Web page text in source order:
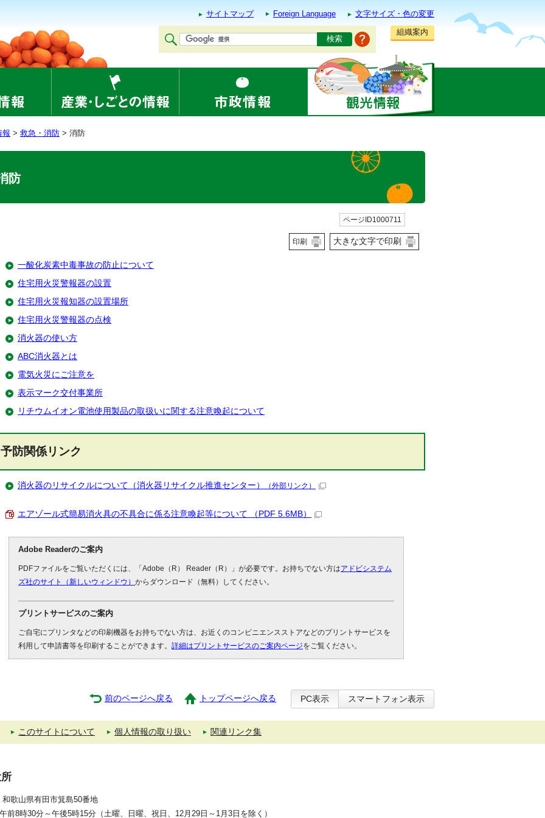
サイトマップ Foreign Language
文字サイズ・色の変更
組織案内
報 > 救急・消防 > 消防
防
ページID1000711
印刷 大きな文字で印刷
一酸化炭素中毒事故の防止について
住宅用火災警報器の設置
住宅用火災報知器の設置場所
住宅用火災警報器の点検
消火器の使い方
ABC消火器とは
電気火災にご注意を
表示マーク交付事業所
リチウムイオン電池使用製品の取扱いに関する注意喚起について
予防関係リンク
消火器のリサイクルについて（消火器リサイクル推進センター） （外部リンク）
エアゾール式簡易消火具の不具合に係る注意喚起等について （PDF 5.6MB）
Adobe Readerのご案内
PDFファイルをご覧いただくには、「Adobe（R） Reader（R）」が必要です。お持ちでない方はアドビシステム
ズ社のサイト（新しいウィンドウ） からダウンロード（無料）してください。
プリントサービスのご案内
ご自宅にプリンタなどの印刷機器をお持ちでない方は、お近くのコンビニエンスストアなどのプリントサービスを
利用して申請書等を印刷することができます。 詳細はプリントサービスのご案内ページをご覧ください。
前のページへ戻る トップページへ戻る PC表示 スマートフォン表示
このサイトについて 個人情報の取り扱い 関連リンク集
和歌山県有田市箕島50番地
前8時30分～午後5時15分（土曜、日曜、祝日、12月29日～1月3日を除く）